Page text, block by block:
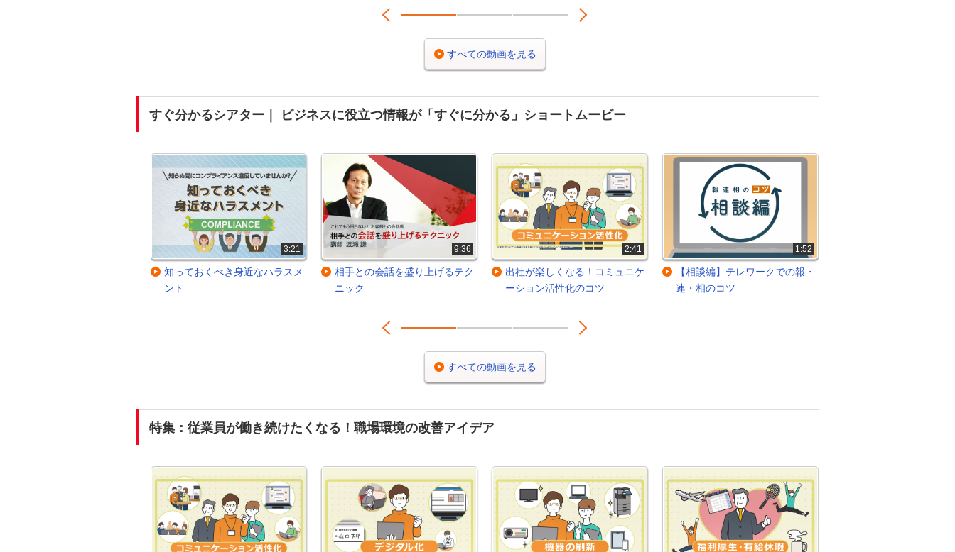
1 2 3
Prev Next
すべての動画を見る
すぐ分かるシアター｜ ビジネスに役立つ情報が「すぐに分かる」ショートムービー
3:21
知っておくべき身近なハラスメ
ント
9:36
相手との会話を盛り上げるテク
ニック
2:41
出社が楽しくなる！コミュニケ
ーション活性化のコツ
1:52
【相談編】テレワークでの報・
連・相のコツ
1 2 3
Prev Next
すべての動画を見る
特集：従業員が働き続けたくなる！職場環境の改善アイデア